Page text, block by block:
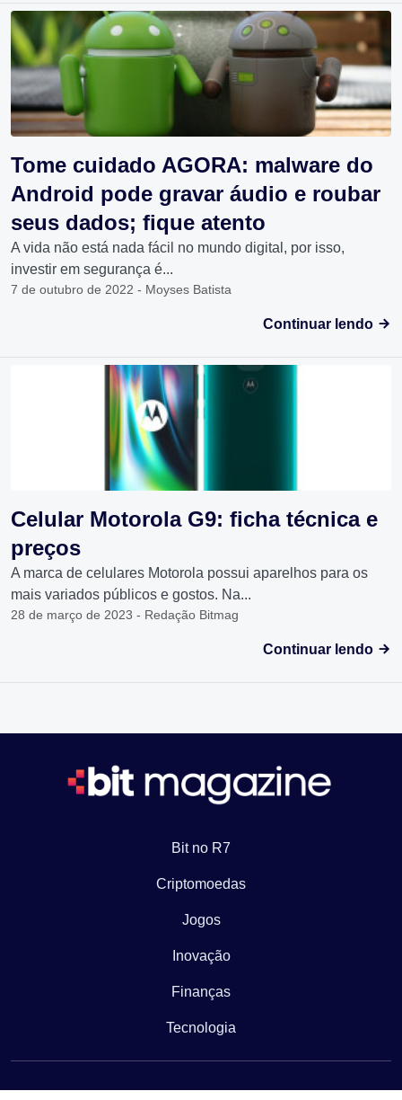
Tome cuidado AGORA: malware do
Android pode gravar áudio e roubar
seus dados; fique atento
A vida não está nada fácil no mundo digital, por isso,
investir em segurança é...
7 de outubro de 2022 - Moyses Batista
Continuar lendo
Celular Motorola G9: ficha técnica e
preços
A marca de celulares Motorola possui aparelhos para os
mais variados públicos e gostos. Na...
28 de março de 2023 - Redação Bitmag
Continuar lendo
Bit no R7
Criptomoedas
Jogos
Inovação
Finanças
Tecnologia